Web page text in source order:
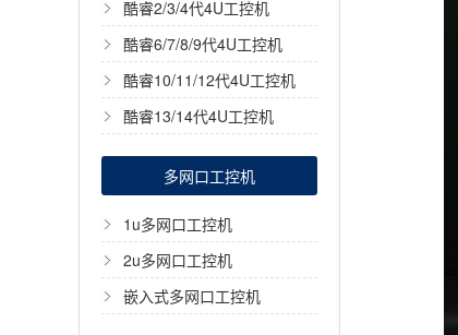
酷睿2/3/4代4U工控机
酷睿6/7/8/9代4U工控机
酷睿10/11/12代4U工控机
酷睿13/14代4U工控机
多网口工控机
1u多网口工控机
2u多网口工控机
嵌入式多网口工控机